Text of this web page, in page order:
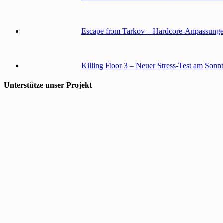
Escape from Tarkov – Hardcore-
Killing Floor 3 – Neuer Stress-Test am
Unterstütze unser Projekt